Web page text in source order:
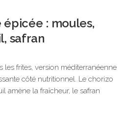
épicée : moules,
safran
les frites, version méditerranéenne
côté nutritionnel. Le chorizo
amène la fraîcheur, le safran